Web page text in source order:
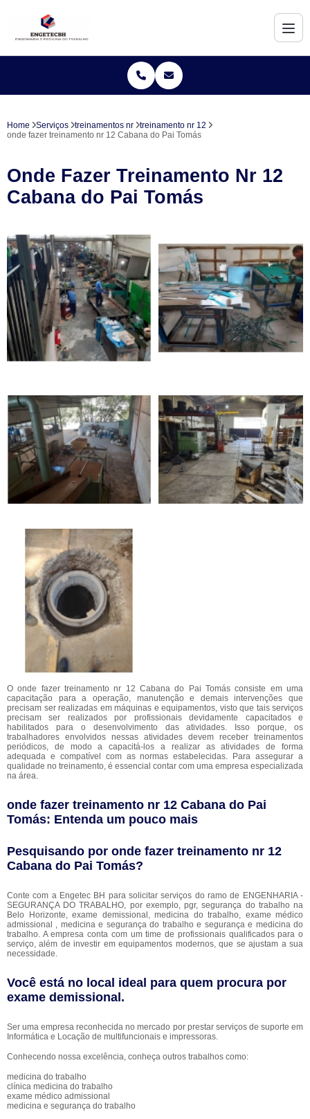
Home Serviços treinamentos nr
treinamento nr 12
onde fazer treinamento nr 12 Cabana do Pai Tomás
Onde Fazer Treinamento Nr 12
Cabana do Pai Tomás
O onde fazer treinamento nr 12 Cabana do Pai Tomás consiste em uma
capacitação para a operação, manutenção e demais intervenções que
precisam ser realizadas em máquinas e equipamentos, visto que tais serviços
precisam ser realizados por profissionais devidamente capacitados e
habilitados para o desenvolvimento das atividades. Isso porque, os
trabalhadores envolvidos nessas atividades devem receber treinamentos
periódicos, de modo a capacitá-los a realizar as atividades de forma
adequada e compatível com as normas estabelecidas. Para assegurar a
qualidade no treinamento, é essencial contar com uma empresa especializada
na área.
onde fazer treinamento nr 12 Cabana do Pai
Tomás: Entenda um pouco mais
Pesquisando por onde fazer treinamento nr 12
Cabana do Pai Tomás?
Conte com a Engetec BH para solicitar serviços do ramo de ENGENHARIA -
SEGURANÇA DO TRABALHO, por exemplo, pgr, segurança do trabalho na
Belo Horizonte, exame demissional, medicina do trabalho, exame médico
admissional , medicina e segurança do trabalho e segurança e medicina do
trabalho. A empresa conta com um time de profissionais qualificados para o
serviço, além de investir em equipamentos modernos, que se ajustam a sua
necessidade.
Você está no local ideal para quem procura por
exame demissional .
Ser uma empresa reconhecida no mercado por prestar serviços de suporte em
Informática e Locação de multifuncionais e impressoras.
Conhecendo nossa excelência, conheça outros trabalhos como:
medicina do trabalho
clínica medicina do trabalho
exame médico admissional
medicina e segurança do trabalho